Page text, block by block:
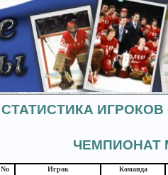
СТАТИСТИКА
ЧЕМПИОНАТ
No Игрок Команда